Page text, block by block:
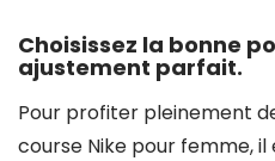
Choisissez la bonne
ajustement parfait.
Pour profiter pleinement
course Nike pour femme,